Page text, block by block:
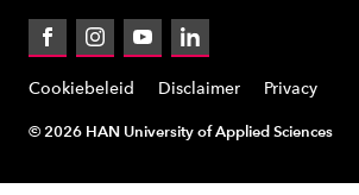
FacebookInstagramYouTubeLinkedIn
Cookiebeleid Disclaimer Privacy
© 2026 HAN University of Applied Sciences